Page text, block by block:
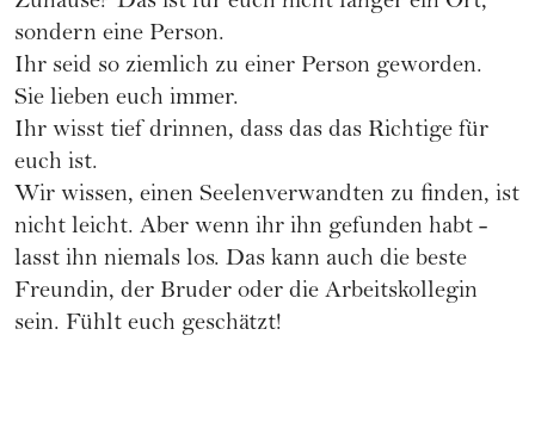
sondern eine Person.
Ihr seid so ziemlich zu einer Person geworden.
Sie lieben euch immer.
Ihr wisst tief drinnen, dass das das Richtige für
euch ist.
Wir wissen, einen Seelenverwandten zu finden, ist
nicht leicht. Aber wenn ihr ihn gefunden habt -
lasst ihn niemals los. Das kann auch die beste
Freundin, der Bruder oder die Arbeitskollegin
sein. Fühlt euch geschätzt!